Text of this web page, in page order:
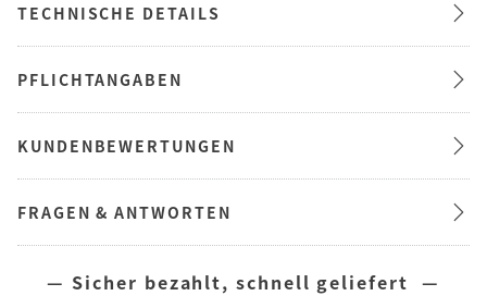
TECHNISCHE DETAILS
PFLICHTANGABEN
KUNDENBEWERTUNGEN
FRAGEN & ANTWORTEN
— Sicher bezahlt, schnell geliefert —